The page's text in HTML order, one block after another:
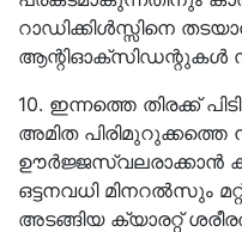
റാഡിക്കിൾസ്സിനെ
ആന്റിഓക്സിഡന്റുകൾ
10. ഇന്നത്തെ തിരക്ക്‌
അമിത പിരിമുറുക്കത്തെ
ഊർജ്ജസ്വലരാക്കാൻ
ഒട്ടനവധി മിനറൽസും
അടങ്ങിയ ക്യാരറ്റ്‌